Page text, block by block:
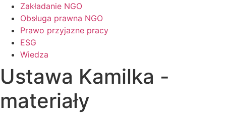
Zakładanie NGO
Obsługa prawna NGO
Prawo przyjazne pracy
ESG
Wiedza
Ustawa Kamilka -
materiały